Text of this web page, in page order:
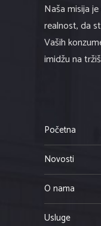
Naša misija
realnost, da
Vaših
imidžu na
Početna
Novosti
O nama
Usluge